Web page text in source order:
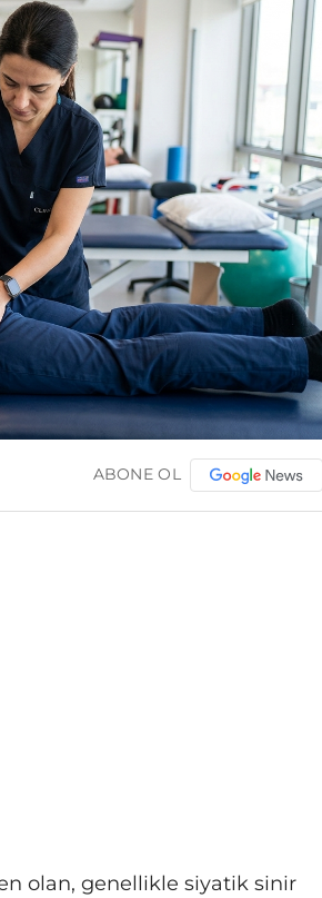
ABONE OL
olan, genellikle siyatik sinir